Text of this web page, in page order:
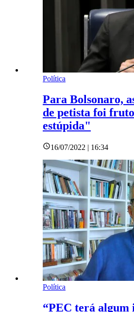
Política
Para Bolsonaro,
de petista foi
estúpida"
16/07/2022 | 16:34
Política
“PEC terá algum